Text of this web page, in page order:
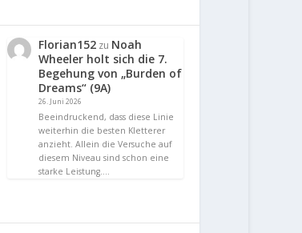
Florian152 zu Noah
Wheeler holt sich die 7.
Begehung von „Burden of
Dreams“ (9A)
26. Juni 2026
Beeindruckend, dass diese Linie
weiterhin die besten Kletterer
anzieht. Allein die Versuche auf
diesem Niveau sind schon eine
starke Leistung.…